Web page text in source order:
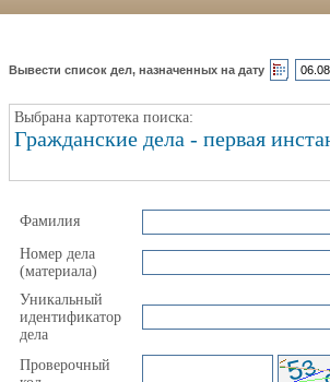
Вывести список дел, назначенных на дату
Выбрана картотека поиска:
Гражданские дела - первая
Фамилия
Номер дела
(материала)
Уникальный
идентификатор
дела
Проверочный